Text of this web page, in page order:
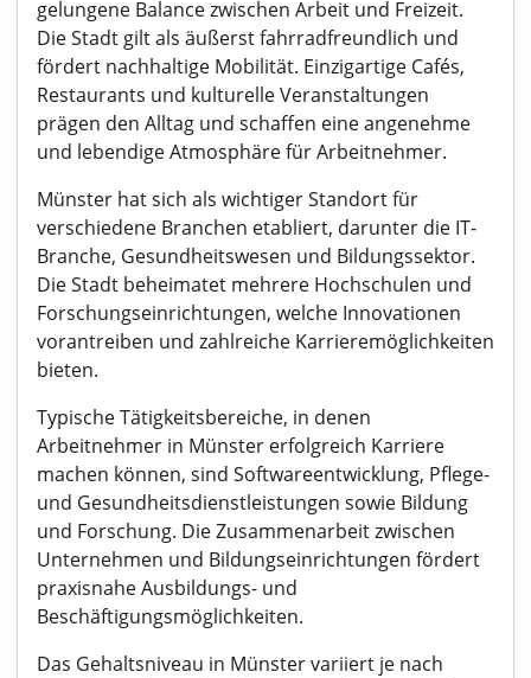
gelungene Balance zwischen Arbeit und Freizeit.
Die Stadt gilt als äußerst fahrradfreundlich und
fördert nachhaltige Mobilität. Einzigartige Cafés,
Restaurants und kulturelle Veranstaltungen
prägen den Alltag und schaffen eine angenehme
und lebendige Atmosphäre für Arbeitnehmer.
Münster hat sich als wichtiger Standort für
verschiedene Branchen etabliert, darunter die IT-
Branche, Gesundheitswesen und Bildungssektor.
Die Stadt beheimatet mehrere Hochschulen und
Forschungseinrichtungen, welche Innovationen
vorantreiben und zahlreiche Karrieremöglichkeiten
bieten.
Typische Tätigkeitsbereiche, in denen
Arbeitnehmer in Münster erfolgreich Karriere
machen können, sind Softwareentwicklung, Pflege-
und Gesundheitsdienstleistungen sowie Bildung
und Forschung. Die Zusammenarbeit zwischen
Unternehmen und Bildungseinrichtungen fördert
praxisnahe Ausbildungs- und
Beschäftigungsmöglichkeiten.
Das Gehaltsniveau in Münster variiert je nach